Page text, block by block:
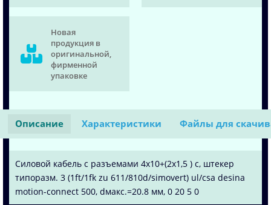
Новая
продукция в
оригинальной,
фирменной
упаковке
Описание Характеристики Файлы для
Силовой кабель с разъемами 4x10+(2x1,5 ) c, штекер
типоразм. 3 (1ft/1fk zu 611/810d/simovert) ul/csa desina
motion-connect 500, dмакс.=20.8 мм, 0 20 5 0